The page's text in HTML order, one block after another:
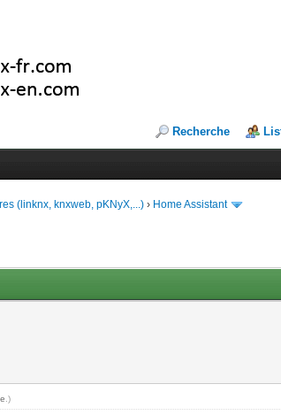
Recherche
(linknx, knxweb, pKNyX,...) › Home Assistant
.)